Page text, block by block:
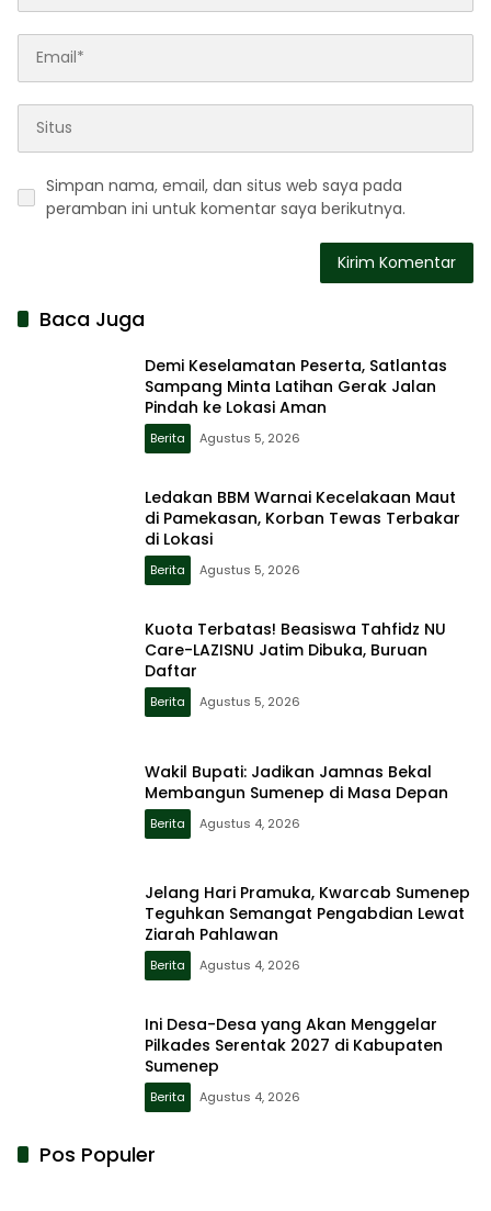
Simpan nama, email, dan situs web saya pada
peramban ini untuk komentar saya berikutnya.
Baca Juga
Demi Keselamatan Peserta, Satlantas
Sampang Minta Latihan Gerak Jalan
Pindah ke Lokasi Aman
Berita Agustus 5, 2026
Ledakan BBM Warnai Kecelakaan Maut
di Pamekasan, Korban Tewas Terbakar
di Lokasi
Berita Agustus 5, 2026
Kuota Terbatas! Beasiswa Tahfidz NU
Care-LAZISNU Jatim Dibuka, Buruan
Daftar
Berita Agustus 5, 2026
Wakil Bupati: Jadikan Jamnas Bekal
Membangun Sumenep di Masa Depan
Berita Agustus 4, 2026
Jelang Hari Pramuka, Kwarcab Sumenep
Teguhkan Semangat Pengabdian Lewat
Ziarah Pahlawan
Berita Agustus 4, 2026
Ini Desa-Desa yang Akan Menggelar
Pilkades Serentak 2027 di Kabupaten
Sumenep
Berita Agustus 4, 2026
Pos Populer